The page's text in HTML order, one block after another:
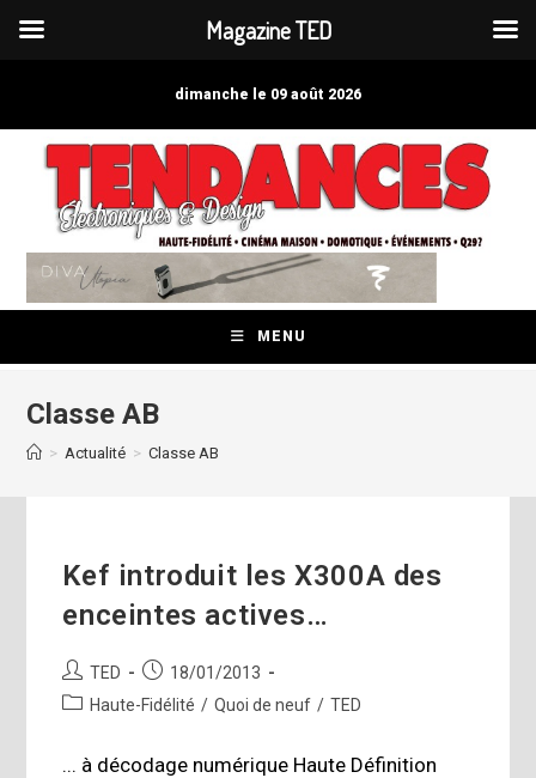
dimanche le 09 août 2026
MENU
Classe AB
> Actualité > Classe AB
Kef introduit les X300A des
enceintes actives…
Auteur/autrice
de
TED
Publication
publiée :
18/01/2013
PostHaute-Fidélité / Quoi de neuf / TED
... à décodage numérique Haute Définition
Magazine TED